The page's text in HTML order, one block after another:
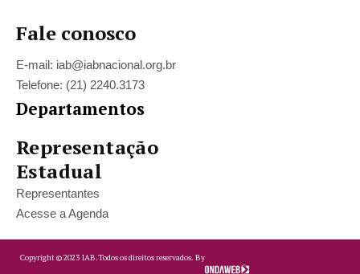
Fale conosco
E-mail: iab@iabnacional.org.br
Telefone: (21) 2240.3173
Departamentos
Representação
Estadual
Representantes
Acesse a Agenda
Copyright ©2023 IAB.Todos os direitos reservados. By